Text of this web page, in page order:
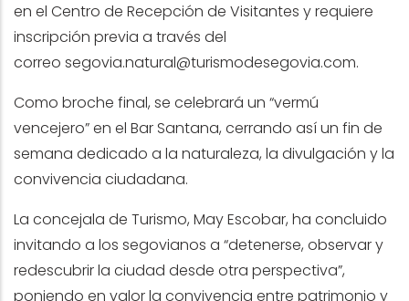
en el Centro de Recepción de Visitantes y requiere
inscripción previa a través del
correo segovia.natural@turismodesegovia.com.
Como broche final, se celebrará un “vermú
vencejero” en el Bar Santana, cerrando así un fin de
semana dedicado a la naturaleza, la divulgación y la
convivencia ciudadana.
La concejala de Turismo, May Escobar, ha concluido
invitando a los segovianos a “detenerse, observar y
redescubrir la ciudad desde otra perspectiva”,
poniendo en valor la convivencia entre patrimonio y